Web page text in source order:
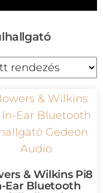
& Wilkins Pi8
Ear Bluetooth